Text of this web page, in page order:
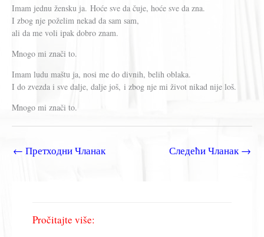
Imam jednu žensku ja. Hoće sve da čuje, hoće sve da zna.
I zbog nje poželim nekad da sam sam,
ali da me voli ipak dobro znam.
Mnogo mi znači to.
Imam ludu maštu ja, nosi me do divnih, belih oblaka.
I do zvezda i sve dalje, dalje još, i zbog nje mi život nikad nije loš.
Mnogo mi znači to.
← Претходни Чланак Следећи Чланак→
Pročitajte više: